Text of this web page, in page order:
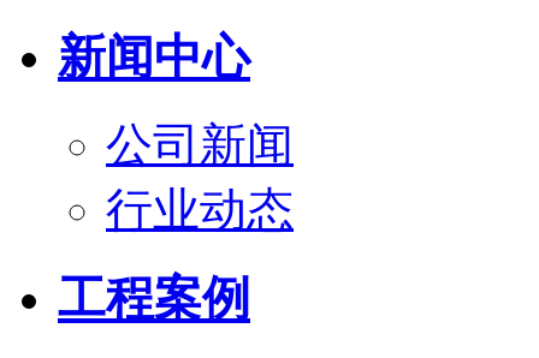
新闻中心
公司新闻
行业动态
工程案例